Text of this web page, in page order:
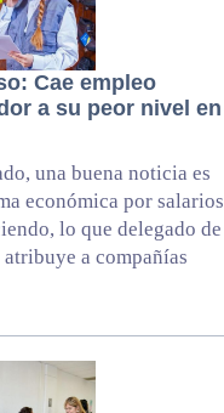
Cae empleo
a su peor nivel en
una buena noticia es
económica por salarios
lo que delegado de
a compañías